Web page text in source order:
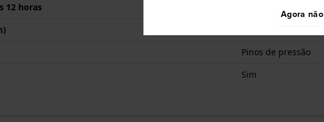
12 horas
Pinos de pressão
Sim
Agora não